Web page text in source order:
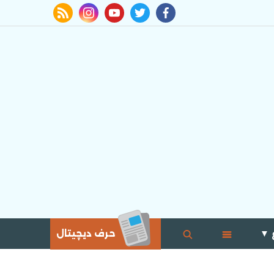
facebook
twitter
youtube
instagram
rss feed
▼ حرف ديچيتال